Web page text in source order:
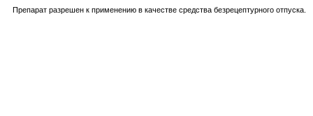
Препарат разрешен к применению в качестве средства безрецептурного отпуска.